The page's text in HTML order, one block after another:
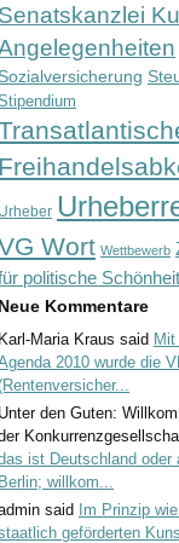
Senatskanzlei
Sozialversicherung
Urheber
Wort Wettbewerb
politische Schönheit
Neue Kommentare
Karl-Maria Kraus said Mit
2010 wurde die
Unter den Guten:
ist Deutschland oder
Berlin; willkom...
said
Im Prinzip
geförderten